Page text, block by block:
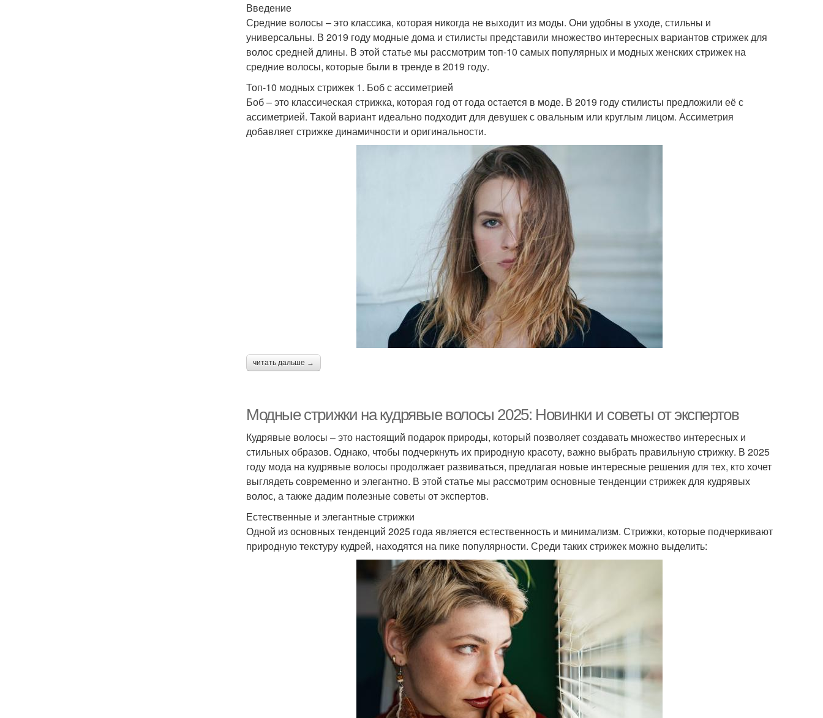
Введение
Средние волосы – это классика, которая никогда не выходит из моды. Они удобны в уходе, стильны и
универсальны. В 2019 году модные дома и стилисты представили множество интересных вариантов стрижек для
волос средней длины. В этой статье мы рассмотрим топ-10 самых популярных и модных женских стрижек на
средние волосы, которые были в тренде в 2019 году.
Топ-10 модных стрижек 1. Боб с ассиметрией
Боб – это классическая стрижка, которая год от года остается в моде. В 2019 году стилисты предложили её с
ассиметрией. Такой вариант идеально подходит для девушек с овальным или круглым лицом. Ассиметрия
добавляет стрижке динамичности и оригинальности.
читать дальше →
Модные стрижки на кудрявые волосы 2025: Новинки и советы от экспертов
Кудрявые волосы – это настоящий подарок природы, который позволяет создавать множество интересных и
стильных образов. Однако, чтобы подчеркнуть их природную красоту, важно выбрать правильную стрижку. В 2025
году мода на кудрявые волосы продолжает развиваться, предлагая новые интересные решения для тех, кто хочет
выглядеть современно и элегантно. В этой статье мы рассмотрим основные тенденции стрижек для кудрявых
волос, а также дадим полезные советы от экспертов.
Естественные и элегантные стрижки
Одной из основных тенденций 2025 года является естественность и минимализм. Стрижки, которые подчеркивают
природную текстуру кудрей, находятся на пике популярности. Среди таких стрижек можно выделить: